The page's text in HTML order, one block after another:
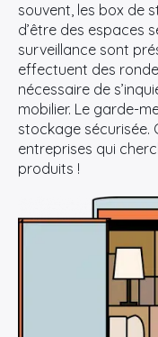
souvent, les box de
d’être des espaces
surveillance sont
effectuent des
nécessaire de
mobilier. Le garde-
stockage sécurisée.
entreprises qui
produits !